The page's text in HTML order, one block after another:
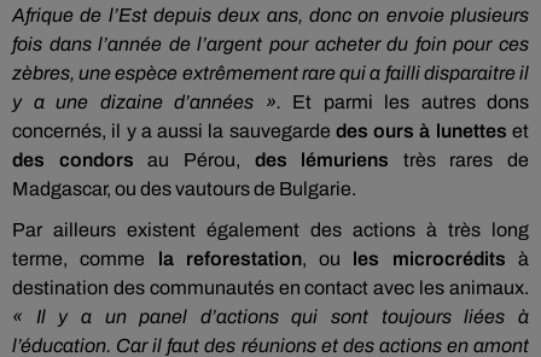
Afrique de l’Est depuis deux ans, donc on envoie plusieurs
fois dans l’année de l’argent pour acheter du foin pour ces
zèbres, une espèce extrêmement rare qui a failli disparaitre il
y a une dizaine d’années ». Et parmi les autres dons
concernés, il y a aussi la sauvegarde des ours à lunettes et
des condors au Pérou, des lémuriens très rares de
Madgascar, ou des vautours de Bulgarie.
Par ailleurs existent également des actions à très long
terme, comme la reforestation, ou les microcrédits à
destination des communautés en contact avec les animaux.
« Il y a un panel d’actions qui sont toujours liées à
l’éducation. Car il faut des réunions et des actions en amont